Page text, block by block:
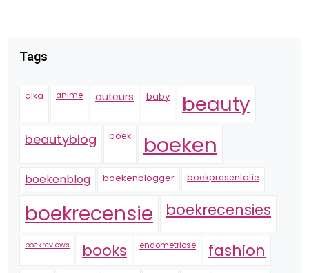
Tags
alka anime auteurs baby beauty
beautyblog boek boeken
boekenblog boekenblogger boekpresentatie
boekrecensie boekrecensies
boekreviews books endometriose fashion